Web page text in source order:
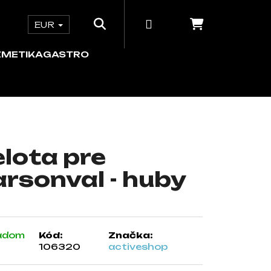
ORDINÁCIA KOZMETIKA GASTRO
EUR HľadaťPrihlásenieNákupný
GASTRO
pre
- huby
Kód:
106320
Značka:
activeshop